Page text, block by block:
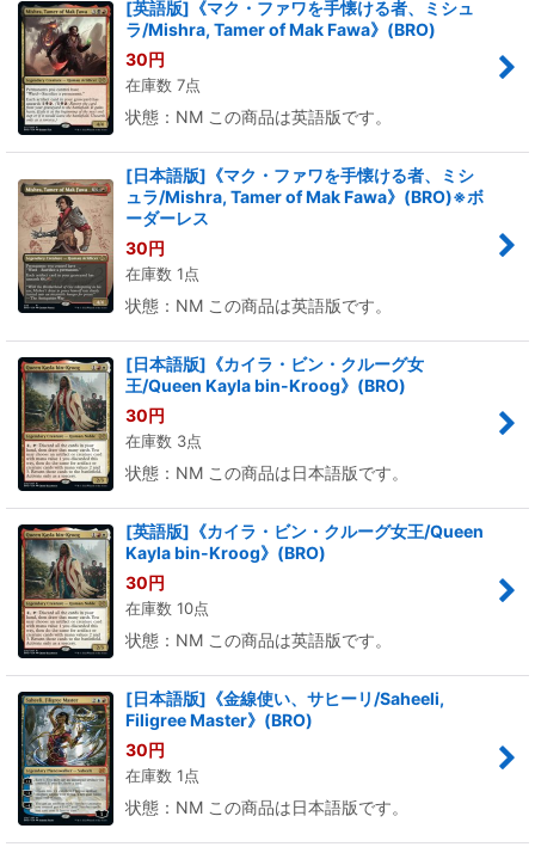
[英語版]《マク・ファワを手懐ける者、ミシュ
ラ/Mishra, Tamer of Mak Fawa》(BRO)
30円
在庫数 7点
状態：NM この商品は英語版です。
[日本語版]《マク・ファワを手懐ける者、ミシ
ュラ/Mishra, Tamer of Mak Fawa》(BRO)※ボ
ーダーレス
30円
在庫数 1点
状態：NM この商品は英語版です。
[日本語版]《カイラ・ビン・クルーグ女
王/Queen Kayla bin-Kroog》(BRO)
30円
在庫数 3点
状態：NM この商品は日本語版です。
[英語版]《カイラ・ビン・クルーグ女王/Queen
Kayla bin-Kroog》(BRO)
30円
在庫数 10点
状態：NM この商品は英語版です。
[日本語版]《金線使い、サヒーリ/Saheeli,
Filigree Master》(BRO)
30円
在庫数 1点
状態：NM この商品は日本語版です。